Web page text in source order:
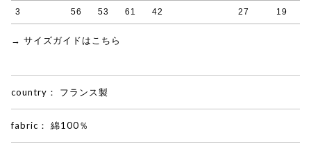
3 56 53 61 42 27 19
→ サイズガイドはこちら
country： フランス製
fabric： 綿100％